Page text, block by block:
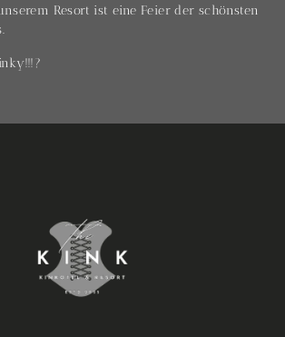
Resort ist eine Feier der schönsten